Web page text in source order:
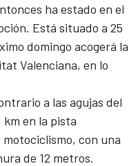
ha estado en el
Está situado a 25
domingo acogerá la
Valenciana, en lo
a las agujas del
en la pista
con una
de 12 metros.